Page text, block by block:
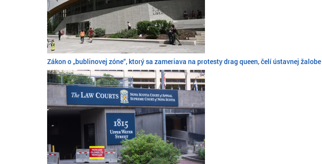
Zákon o „bublinovej zóne“, ktorý sa zameriava na protesty drag queen, čelí ústavnej žalobe